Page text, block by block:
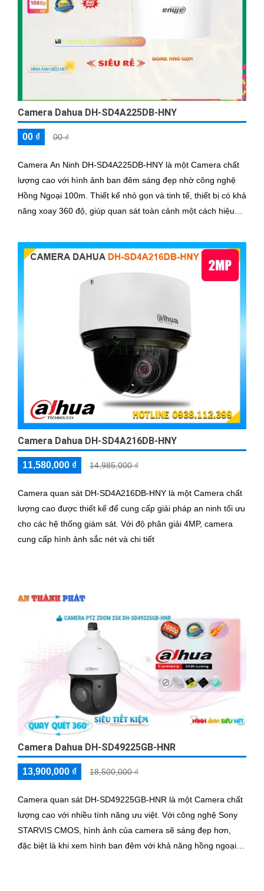
Camera Dahua DH-SD4A225DB-HNY
00 ₫ 00 ₫
Camera An Ninh DH-SD4A225DB-HNY là một Camera chất
lượng cao với hình ảnh ban đêm sáng đẹp nhờ công nghệ
Hồng Ngoại 100m. Thiết kế nhỏ gọn và tinh tế, thiết bị có khả
năng xoay 360 độ, giúp quan sát toàn cảnh một cách hiệu
Camera Dahua DH-SD4A216DB-HNY
11,580,000 ₫ 14,985,000 ₫
Camera quan sát DH-SD4A216DB-HNY là một Camera chất
lượng cao được thiết kế để cung cấp giải pháp an ninh tối ưu
cho các hệ thống giám sát. Với độ phân giải 4MP, camera
cung cấp hình ảnh sắc nét và chi tiết
Camera Dahua DH-SD49225GB-HNR
13,900,000 ₫ 18,500,000 ₫
Camera quan sát DH-SD49225GB-HNR là một Camera chất
lượng cao với nhiều tính năng ưu việt. Với công nghệ Sony
STARVIS CMOS, hình ảnh của camera sẽ sáng đẹp hơn,
đặc biệt là khi xem hình ban đêm với khả năng hồng ngoại